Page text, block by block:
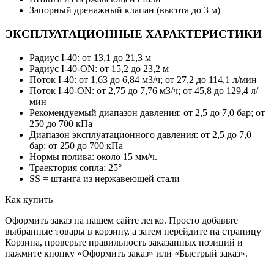
Запорный дренажный клапан (высота до 3 м)
ЭКСПЛУАТАЦИОННЫЕ ХАРАКТЕРИСТИКИ
Радиус I-40: от 13,1 до 21,3 м
Радиус I-40-ON: от 15,2 до 23,2 м
Поток I-40: от 1,63 до 6,84 м3/ч; от 27,2 до 114,1 л/мин
Поток I-40-ON: от 2,75 до 7,76 м3/ч; от 45,8 до 129,4 л/
мин
Рекомендуемый диапазон давления: от 2,5 до 7,0 бар; от
250 до 700 кПа
Диапазон эксплуатационного давления: от 2,5 до 7,0
бар; от 250 до 700 кПа
Нормы полива: около 15 мм/ч.
Траектория сопла: 25°
SS = штанга из нержавеющей стали
Как купить
Оформить заказ на нашем сайте легко. Просто добавьте
выбранные товары в корзину, а затем перейдите на страницу
Корзина, проверьте правильность заказанных позиций и
нажмите кнопку «Оформить заказ» или «Быстрый заказ».